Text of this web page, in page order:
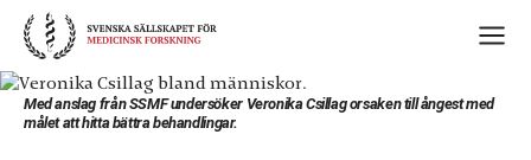
Skip
content
Med anslag från SSMF undersöker Veronika Csillag orsaken till ångest med
målet att hitta bättra behandlingar.